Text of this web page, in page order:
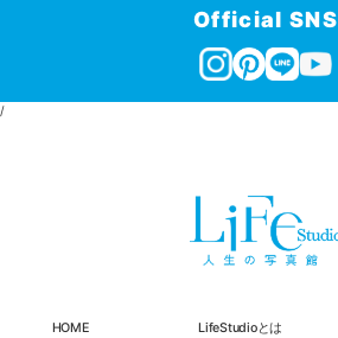
Official SNS
/
HOME LifeStudioとは